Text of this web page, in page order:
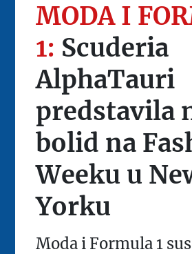
MODA I
1: Scuderia
AlphaTauri
predstavila
bolid na
Weeku u
Yorku
Moda i Formula 1